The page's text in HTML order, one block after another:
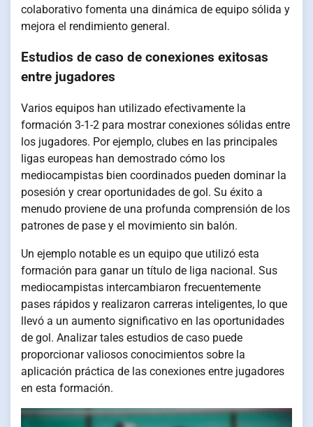
colaborativo fomenta una dinámica de equipo sólida y
mejora el rendimiento general.
Estudios de caso de conexiones exitosas
entre jugadores
Varios equipos han utilizado efectivamente la
formación 3-1-2 para mostrar conexiones sólidas entre
los jugadores. Por ejemplo, clubes en las principales
ligas europeas han demostrado cómo los
mediocampistas bien coordinados pueden dominar la
posesión y crear oportunidades de gol. Su éxito a
menudo proviene de una profunda comprensión de los
patrones de pase y el movimiento sin balón.
Un ejemplo notable es un equipo que utilizó esta
formación para ganar un título de liga nacional. Sus
mediocampistas intercambiaron frecuentemente
pases rápidos y realizaron carreras inteligentes, lo que
llevó a un aumento significativo en las oportunidades
de gol. Analizar tales estudios de caso puede
proporcionar valiosos conocimientos sobre la
aplicación práctica de las conexiones entre jugadores
en esta formación.